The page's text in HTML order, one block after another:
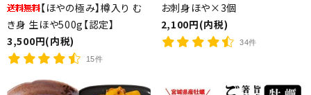
【ほやの極み】樽入り む
き身 生ほや500g【認定】
3,500円(内税)
15件
お刺身ほや×3個
2,100円(内税)
34件